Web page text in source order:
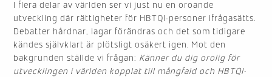
I flera delar av världen ser vi just nu en oroande
utveckling där rättigheter för HBTQI-personer ifrågasätts.
Debatter hårdnar, lagar förändras och det som tidigare
kändes självklart är plötsligt osäkert igen. Mot den
bakgrunden ställde vi frågan: Känner du dig orolig för
utvecklingen i världen kopplat till mångfald och HBTQI-